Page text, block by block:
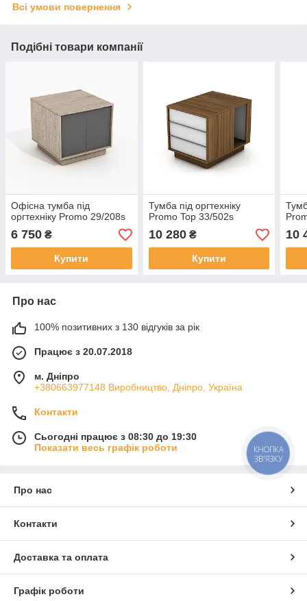
Всі умови повернення
Подібні товари компанії
Офісна тумба під
оргтехніку Promo 29/208s
6 750 ₴
Купити
Тумба під оргтехніку
Promo Top 33/502s
10 280₴
Купити
10
Про нас
100% позитивних з 130 відгуків за рік
Працює з 20.07.2018
м. Дніпро
+380663977148 Виробництво, Дніпро, Україна
Контакти
Сьогодні працює з 08:30 до 19:30
Показати весь графік роботи
Про нас
Контакти
Доставка та оплата
Графік роботи
КНОПКА
ЗВ'ЯЗКУ